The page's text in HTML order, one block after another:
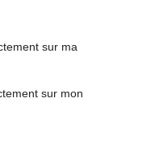
sur ma
sur mon